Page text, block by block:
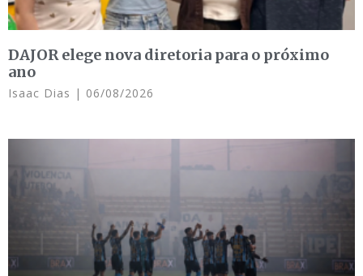
DAJOR elege nova diretoria para o próximo
ano
Isaac Dias 06/08/2026